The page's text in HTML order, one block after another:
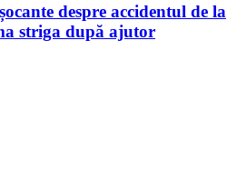
despre accidentul de la
striga după ajutor